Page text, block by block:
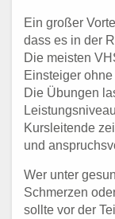
Ein großer
dass es in der
Die meisten
Einsteiger
Die Übungen
Kursleitende
und
Wer unter
Schmerzen
sollte vor der